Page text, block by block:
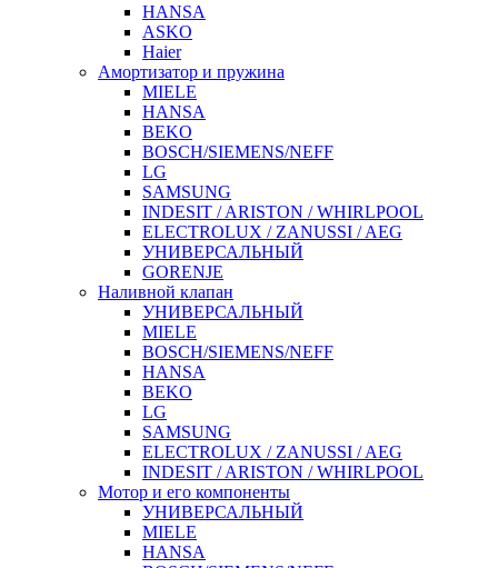
HANSA
ASKO
Haier
Амортизатор и пружина
MIELE
HANSA
BEKO
BOSCH/SIEMENS/NEFF
LG
SAMSUNG
INDESIT / ARISTON / WHIRLPOOL
ELECTROLUX / ZANUSSI / AEG
УНИВЕРСАЛЬНЫЙ
GORENJE
Наливной клапан
УНИВЕРСАЛЬНЫЙ
MIELE
BOSCH/SIEMENS/NEFF
HANSA
BEKO
LG
SAMSUNG
ELECTROLUX / ZANUSSI / AEG
INDESIT / ARISTON / WHIRLPOOL
Мотор и его компоненты
УНИВЕРСАЛЬНЫЙ
MIELE
HANSA